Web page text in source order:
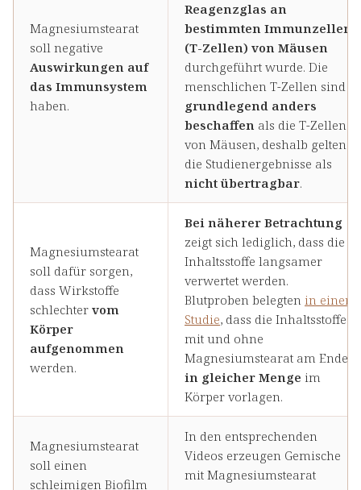
Magnesiumstearat
soll negative
Auswirkungen auf
das Immunsystem
haben.
Reagenzglas an
bestimmten Immunzellen
(T-Zellen) von Mäusen
durchgeführt wurde. Die
menschlichen T-Zellen sind
grundlegend anders
beschaffen als die T-Zellen
von Mäusen, deshalb gelten
die Studienergebnisse als
nicht übertragbar.
Magnesiumstearat
soll dafür sorgen,
dass Wirkstoffe
schlechter vom
Körper
aufgenommen
werden.
Bei näherer Betrachtung
zeigt sich lediglich, dass die
Inhaltsstoffe langsamer
verwertet werden.
Blutproben belegten in einer
Studie, dass die Inhaltsstoffe
mit und ohne
Magnesiumstearat am Ende
in gleicher Menge im
Körper vorlagen.
Magnesiumstearat
soll einen
schleimigen Biofilm
In den entsprechenden
Videos erzeugen Gemische
mit Magnesiumstearat